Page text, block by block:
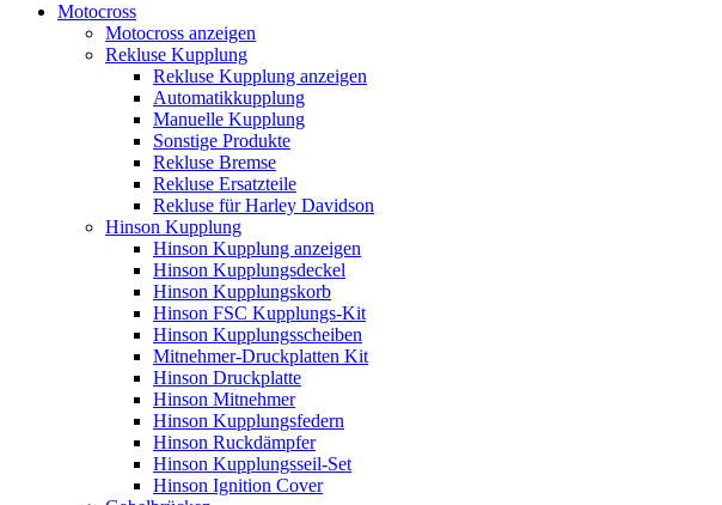
Motocross
Motocross anzeigen
Rekluse Kupplung
Rekluse Kupplung anzeigen
Automatikkupplung
Manuelle Kupplung
Sonstige Produkte
Rekluse Bremse
Rekluse Ersatzteile
Rekluse für Harley Davidson
Hinson Kupplung
Hinson Kupplung anzeigen
Hinson Kupplungsdeckel
Hinson Kupplungskorb
Hinson FSC Kupplungs-Kit
Hinson Kupplungsscheiben
Mitnehmer-Druckplatten Kit
Hinson Druckplatte
Hinson Mitnehmer
Hinson Kupplungsfedern
Hinson Ruckdämpfer
Hinson Kupplungsseil-Set
Hinson Ignition Cover